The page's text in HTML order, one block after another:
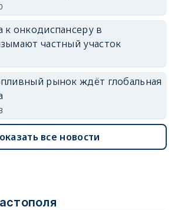
к онкодиспансеру в
частный участок
рынок ждёт глобальная
все новости